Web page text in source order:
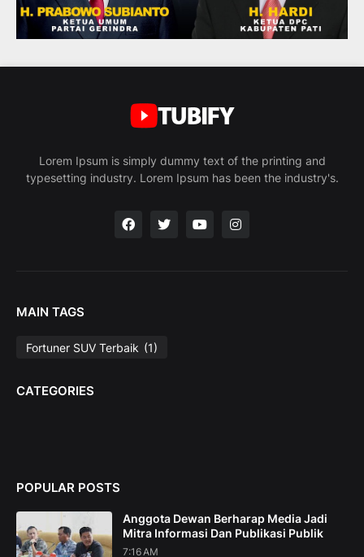
Lorem Ipsum is simply dummy text of the printing and
typesetting industry. Lorem Ipsum has been the industry's.
MAIN TAGS
Fortuner SUV Terbaik (1)
CATEGORIES
POPULAR POSTS
Anggota Dewan Berharap Media Jadi
Mitra Informasi Dan Publikasi Publik
7:16 AM